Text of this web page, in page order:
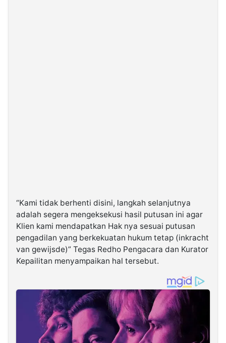
“Kami tidak berhenti disini, langkah selanjutnya
adalah segera mengeksekusi hasil putusan ini agar
Klien kami mendapatkan Hak nya sesuai putusan
pengadilan yang berkekuatan hukum tetap (inkracht
van gewijsde)” Tegas Redho Pengacara dan Kurator
Kepailitan menyampaikan hal tersebut.